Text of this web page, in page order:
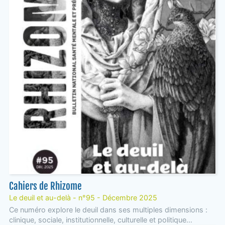
Cahiers de Rhizome
Le deuil et au-delà - n°95 - Décembre 2025
Ce numéro explore le deuil dans ses multiples dimensions :
clinique, sociale, institutionnelle, culturelle et politique…